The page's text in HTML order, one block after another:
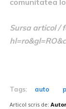
Sursa articol /
Tags: auto
Articol scris de: